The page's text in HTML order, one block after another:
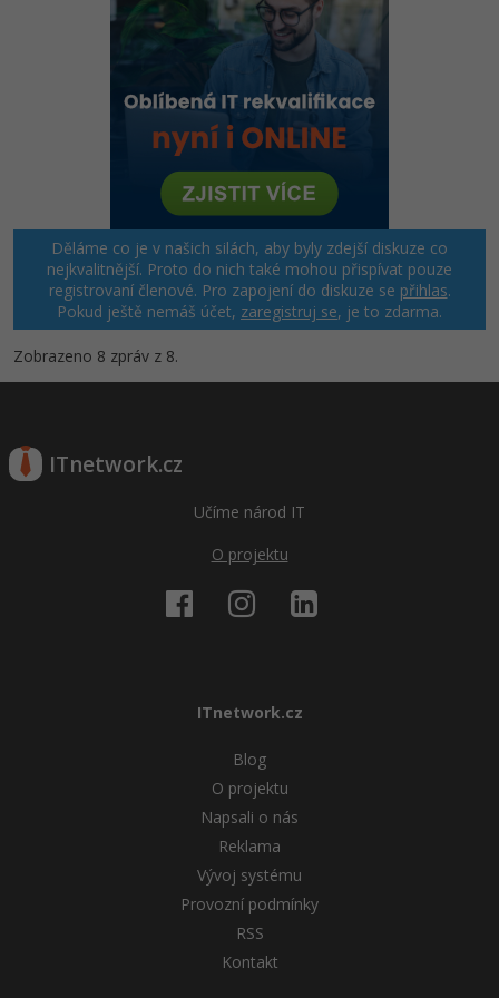
Děláme co je v našich silách, aby byly zdejší diskuze co
nejkvalitnější. Proto do nich také mohou přispívat pouze
registrovaní členové. Pro zapojení do diskuze se přihlas.
Pokud ještě nemáš účet, zaregistruj se, je to zdarma.
Zobrazeno 8 zpráv z 8.
ITnetwork.cz
Učíme národ IT
O projektu
ITnetwork.cz
Blog
O projektu
Napsali o nás
Reklama
Vývoj systému
Provozní podmínky
RSS
Kontakt